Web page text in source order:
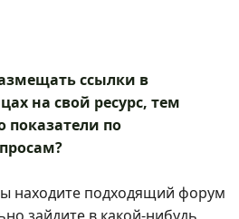
ссылки в
на свой ресурс, тем
по
находите подходящий форум